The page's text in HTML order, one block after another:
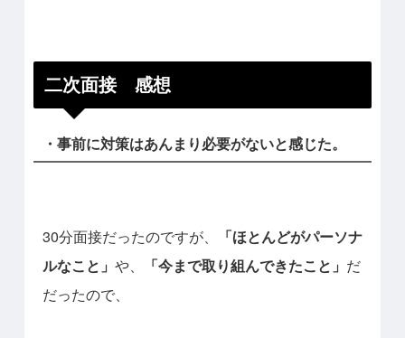
二次面接 感想
・事前に対策はあんまり必要がないと感じた。
30分面接だったのですが、
「ほとんどがパーソナ
ルなこと」 や、 「今まで取り組んできたこと」 だ
だったので、